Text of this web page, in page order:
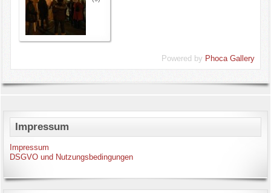
Powered by Phoca Gallery
Impressum
Impressum
DSGVO und Nutzungsbedingungen